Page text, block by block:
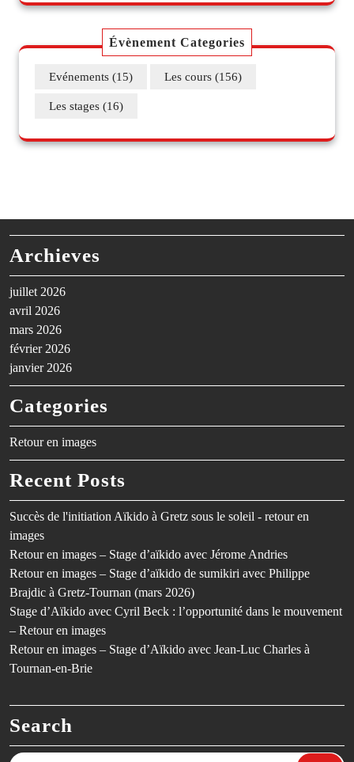
Évènement Categories
Evénements (15) Les cours (156)
Les stages (16)
Archieves
juillet 2026
avril 2026
mars 2026
février 2026
janvier 2026
Categories
Retour en images
Recent Posts
Succès de l'initiation Aïkido à Gretz sous le soleil - retour en
images
Retour en images – Stage d’aïkido avec Jérome Andries
Retour en images – Stage d’aïkido de sumikiri avec Philippe
Brajdic à Gretz-Tournan (mars 2026)
Stage d’Aïkido avec Cyril Beck : l’opportunité dans le mouvement
– Retour en images
Retour en images – Stage d’Aïkido avec Jean-Luc Charles à
Tournan-en-Brie
Search